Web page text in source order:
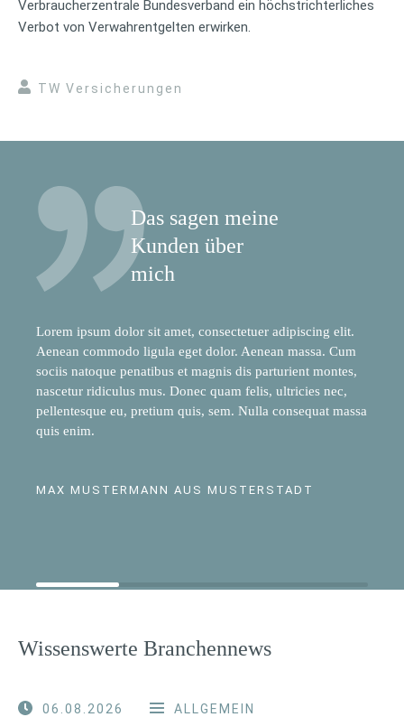
Verbraucherzentrale Bundesverband ein höchstrichterliches
Verbot von Verwahrentgelten erwirken.
TW Versicherungen
Das sagen meine
Kunden über
mich
Lorem ipsum dolor sit amet, consectetuer adipiscing elit.
Aenean commodo ligula eget dolor. Aenean massa. Cum
sociis natoque penatibus et magnis dis parturient montes,
nascetur ridiculus mus. Donec quam felis, ultricies nec,
pellentesque eu, pretium quis, sem. Nulla consequat massa
quis enim.
MAX MUSTERMANN AUS MUSTERSTADT
Wissenswerte Branchennews
06.08.2026 ALLGEMEIN